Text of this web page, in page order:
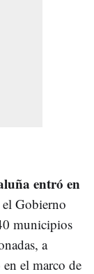
entró en
Gobierno
municipios
a
el marco de